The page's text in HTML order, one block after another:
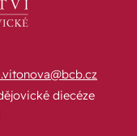
diecéze